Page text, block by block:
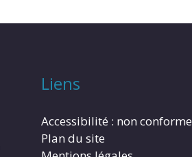
Liens
Accessibilité : non conforme
Plan du site